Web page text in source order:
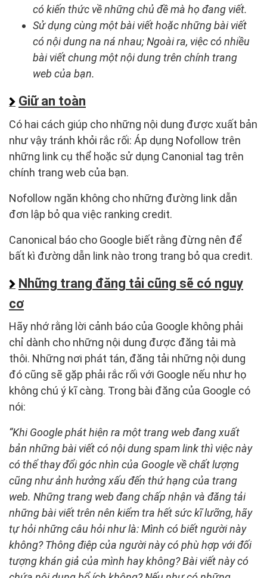
có kiến thức về những chủ đề mà họ đang viết.
Sử dụng cùng một bài viết hoặc những bài viết
có nội dung na ná nhau; Ngoài ra, việc có nhiều
bài viết chung một nội dung trên chính trang
web của bạn.
Giữ an toàn
Có hai cách giúp cho những nội dung được xuất bản
như vậy tránh khỏi rắc rối: Áp dụng Nofollow trên
những link cụ thể hoặc sử dụng Canonial tag trên
chính trang web của bạn.
Nofollow ngăn không cho những đường link dẫn
đơn lập bỏ qua việc ranking credit.
Canonical báo cho Google biết rằng đừng nên để
bất kì đường dẫn link nào trong trang bỏ qua credit.
Những trang đăng tải cũng sẽ có nguy
cơ
Hãy nhớ rằng lời cảnh báo của Google không phải
chỉ dành cho những nội dung được đăng tải mà
thôi. Những nơi phát tán, đăng tải những nội dung
đó cũng sẽ gặp phải rắc rối với Google nếu như họ
không chú ý kĩ càng. Trong bài đăng của Google có
nói:
“Khi Google phát hiện ra một trang web đang xuất
bản những bài viết có nội dung spam link thì việc này
có thể thay đổi góc nhìn của Google về chất lượng
cũng như ảnh hưởng xấu đến thứ hạng của trang
web. Những trang web đang chấp nhận và đăng tải
những bài viết trên nên kiểm tra hết sức kĩ lưỡng, hãy
tự hỏi những câu hỏi như là: Mình có biết người này
không? Thông điệp của người này có phù hợp với đối
tượng khán giả của mình hay không? Bài viết này có